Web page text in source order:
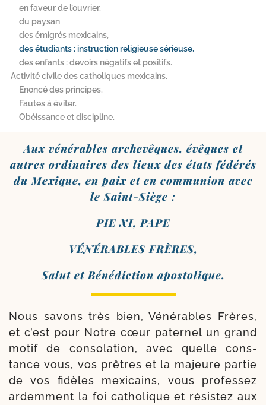
en faveur de l’ouvrier.
du paysan
des émigrés mexicains,
des étudiants : instruction religieuse sérieuse,
des enfants : devoirs négatifs et positifs.
Activité civile des catholiques mexicains.
Enoncé des principes.
Fautes à éviter.
Obéissance et discipline.
Aux véné­rables arche­vêques, évêques et
autres ordi­naires des lieux des états fédé­rés
du Mexique, en paix et en com­mu­nion avec
le Saint-Siège :
PIE XI, PAPE
VÉNÉRABLES FRÈRES,
Salut et Bénédiction apostolique.
Nous savons très bien, Vénérables Frères,
et c’est pour Notre cœur pater­nel un grand
motif de conso­la­tion, avec quelle cons­
tance vous, vos prêtres et la majeure par­tie
de vos fidèles mexi­cains, vous pro­fes­sez
ardem­ment la foi catho­lique et résis­tez aux